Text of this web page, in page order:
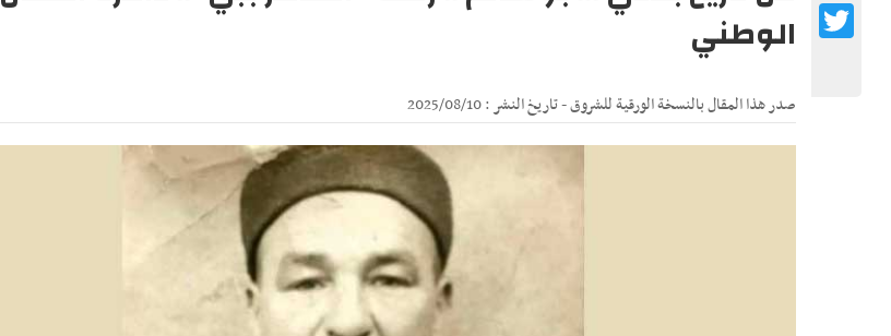
الوطني
صدر هذا المقال بالنسخة الورقية للشروق - تاريخ النشر : 2025/08/10
Twitter